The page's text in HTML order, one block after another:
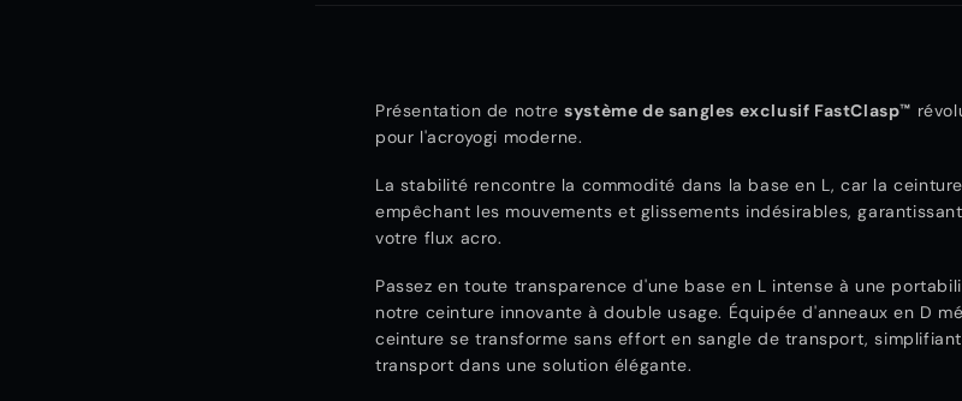
Présentation de notresystème de sangles exclusif FastClasp™
pour l'acroyogi moderne.
La stabilité rencontre la commodité dans la base en L, car la
empêchant les mouvements et glissements indésirables,
votre flux acro.
Passez en toute transparence d'une base en L intense à une
notre ceinture innovante à double usage. Équipée d'anneaux en D
ceinture se transforme sans effort en sangle de transport,
transport dans une solution élégante.